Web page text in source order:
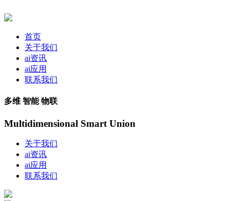
首页
关于我们
ai资讯
ai应用
联系我们
多维 智能 物联
Multidimensional Smart Union
关于我们
ai资讯
ai应用
联系我们